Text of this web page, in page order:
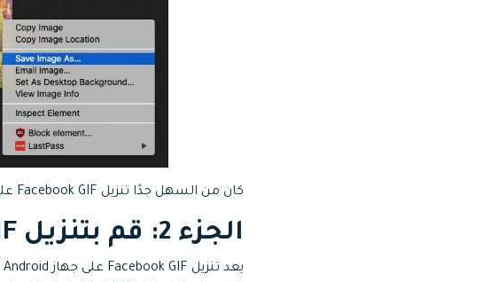
كان من السهل جدًا تنزيل Facebook GIF على جهاز الكمبيوتر الخاص بك ومشاركته مع أصدقائك أثناء التنقل.
الجزء 2: قم بتنزيل GIF من Facebook على Android